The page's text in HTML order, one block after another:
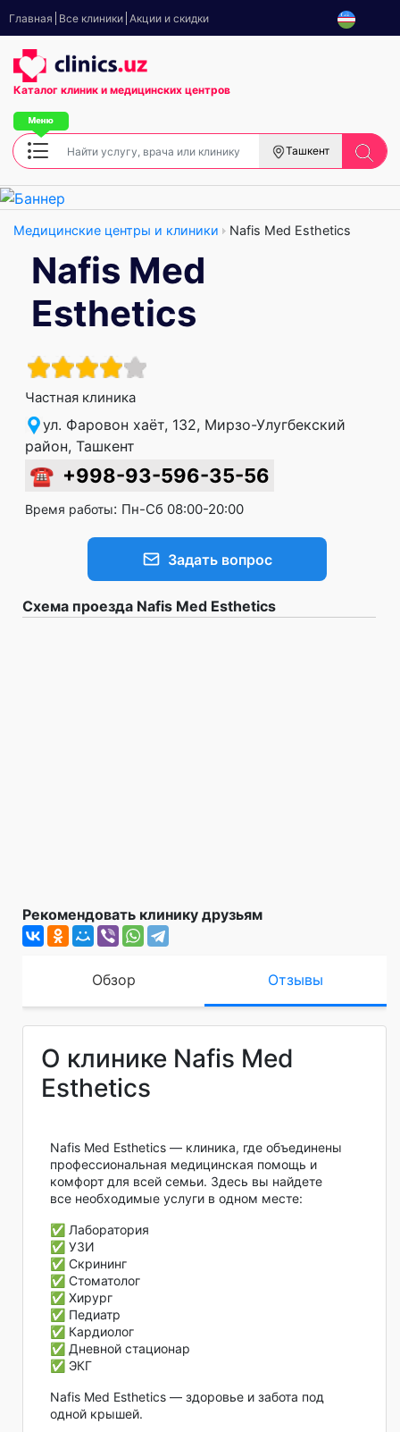
Главная Все клиники Акции и скидки
Каталог клиник и медицинских центров
Ташкент
Медицинские центры и клиники Nafis Med Esthetics
Nafis Med
Esthetics
Частная клиника
ул. Фаровон хаёт, 132, Мирзо-Улугбекский
район, Ташкент
☎ +998-93-596-35-56
Время работы: Пн-Сб 08:00-20:00
Задать вопрос
Схема проезда Nafis Med Esthetics
Рекомендовать клинику друзьям
Обзор Отзывы
О клинике Nafis Med
Esthetics
Nafis Med Esthetics — клиника, где объединены
профессиональная медицинская помощь и
комфорт для всей семьи. Здесь вы найдете
все необходимые услуги в одном месте:
✅ Лаборатория
✅ УЗИ
✅ Скрининг
✅ Стоматолог
✅ Хирург
✅ Педиатр
✅ Кардиолог
✅ Дневной стационар
✅ ЭКГ
Nafis Med Esthetics — здоровье и забота под
одной крышей.